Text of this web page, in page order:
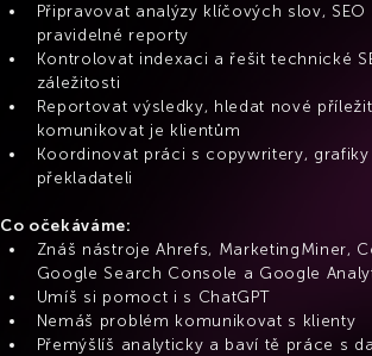
Připravovat analýzy klíčových slov, SEO
pravidelné reporty
Kontrolovat indexaci a řešit technické
záležitosti
Reportovat výsledky, hledat nové
komunikovat je klientům
Koordinovat práci s copywritery, grafiky
překladateli
Co očekáváme:
Znáš nástroje Ahrefs, MarketingMiner,
Google Search Console a Google
Umíš si pomoct i s ChatGPT
Nemáš problém komunikovat s klienty
Přemýšlíš analyticky a baví tě práce s